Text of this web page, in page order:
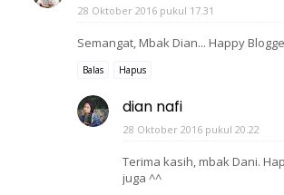
28 Oktober 2016 pukul 17.31
Semangat, Mbak Dian... Happy
Balas Hapus
dian nafi
28 Oktober 2016 pukul 20.22
Terima kasih, mbak Dani.
juga ^^